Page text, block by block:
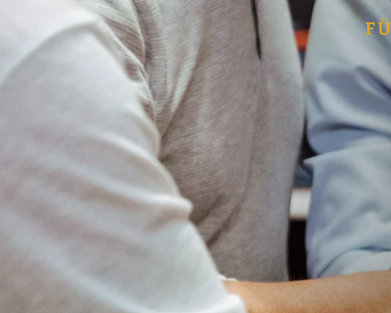
Wirtshaus
BierFlug
Jobs
Händlersuche
Newsletter